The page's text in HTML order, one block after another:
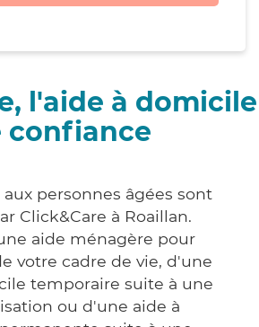
l'aide à domicile
confiance
aux personnes âgées sont
Click&Care à Roaillan.
aide ménagère pour
votre cadre de vie, d'une
temporaire suite à une
ou d'une aide à